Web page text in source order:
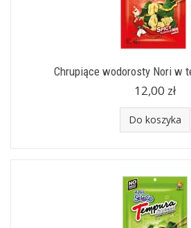
Chrupiące wodorosty Nori w
12,00 zł
Do koszyka